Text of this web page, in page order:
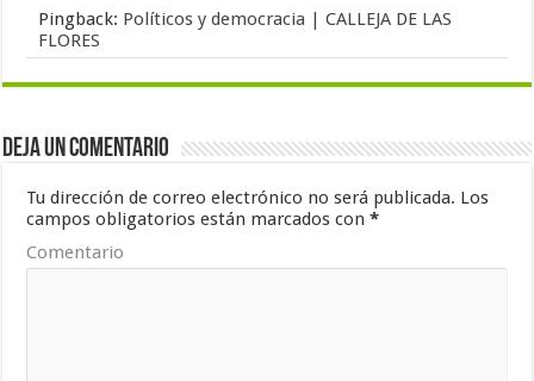
Pingback: Políticos y democracia | CALLEJA DE LAS
FLORES
Deja un comentario
Tu dirección de correo electrónico no será publicada. Los
campos obligatorios están marcados con*
Comentario